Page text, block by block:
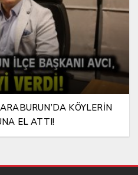
KÖYLERİN
EL ATTI!